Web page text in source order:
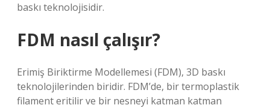
baskı teknolojisidir.
FDM nasıl çalışır?
Erimiş Biriktirme Modellemesi (FDM), 3D baskı
teknolojilerinden biridir. FDM’de, bir termoplastik
filament eritilir ve bir nesneyi katman katman